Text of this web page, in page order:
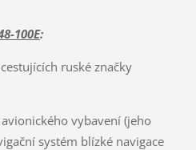
100E:
ruské značky
vybavení (jeho
systém blízké navigace